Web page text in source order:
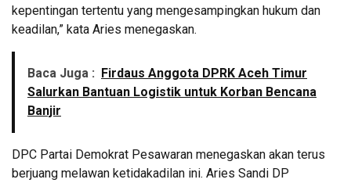
kepentingan tertentu yang mengesampingkan hukum dan
keadilan,” kata Aries menegaskan.
Baca Juga : Firdaus Anggota DPRK Aceh Timur
Salurkan Bantuan Logistik untuk Korban Bencana
Banjir
DPC Partai Demokrat Pesawaran menegaskan akan terus
berjuang melawan ketidakadilan ini. Aries Sandi DP